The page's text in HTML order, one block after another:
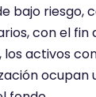
bajo riesgo,
con el fin
activos
ocupan